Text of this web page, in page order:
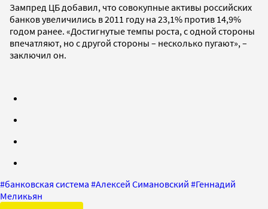
Зампред ЦБ добавил, что совокупные активы российских
банков увеличились в 2011 году на 23,1% против 14,9%
годом ранее. «Достигнутые темпы роста, с одной стороны
впечатляют, но с другой стороны – несколько пугают», –
заключил он.
#банковская система #Алексей Симановский #Геннадий
Меликьян